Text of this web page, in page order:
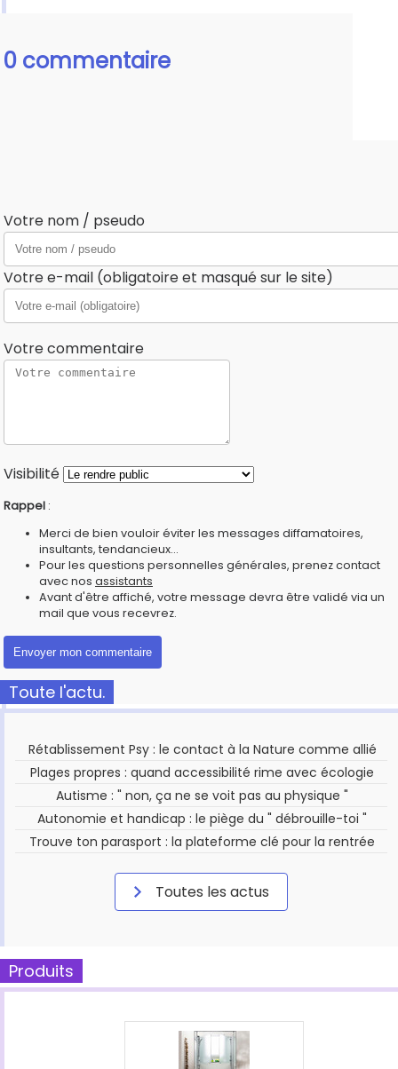
0 commentaire
Votre nom / pseudo
Votre e-mail (obligatoire et masqué sur le site)
Votre commentaire
Visibilité
Rappel :
Merci de bien vouloir éviter les messages diffamatoires,
insultants, tendancieux...
Pour les questions personnelles générales, prenez contact
avec nos assistants
Avant d'être affiché, votre message devra être validé via un
mail que vous recevrez.
Toute l'actu.
Rétablissement Psy : le contact à la Nature comme allié
Plages propres : quand accessibilité rime avec écologie
Autisme : " non, ça ne se voit pas au physique "
Autonomie et handicap : le piège du " débrouille-toi "
Trouve ton parasport : la plateforme clé pour la rentrée
Toutes les actus
Produits